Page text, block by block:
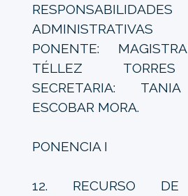
RESPONSABILIDADES
PONENTE:
TÉLLEZ TORRES
SECRETARIA:
ESCOBAR MORA.
PONENCIA I
12. RECURSO DE